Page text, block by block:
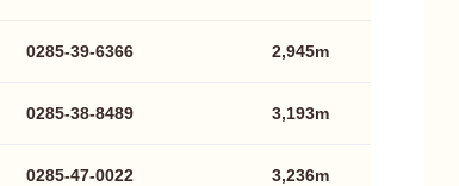
0285-39-6366 2,945m
0285-38-8489 3,193m
0285-47-0022 3,236m